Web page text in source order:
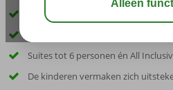
Privé zandstrand met huisrif op
Suites tot 6 personen én All
De kinderen vermaken zich